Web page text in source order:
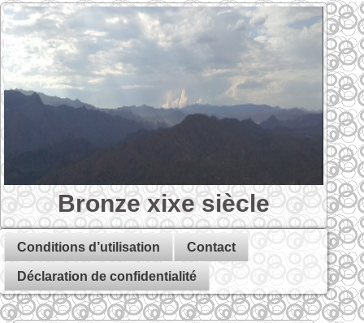
Bronze xixe siècle
Conditions d’utilisation Contact
Déclaration de confidentialité